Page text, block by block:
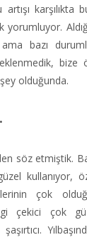
karşılıkta
bazı
bize
olduğunda.
söz etmiştik.
kullanıyor,
çok
çekici çok